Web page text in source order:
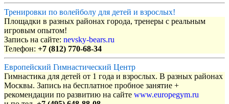
Тренировки по волейболу для детей и взрослых!
Площадки в разных районах города, тренеры с реальным
игровым опытом!
Запись на сайте: nevsky-bears.ru
Телефон: +7 (812) 770-68-34
Европейский Гимнастический Центр
Гимнастика для детей от 1 года и взрослых. В разных районах
Москвы. Запись на бесплатное пробное занятие +
рекомендации по развитию на сайте www.europegym.ru